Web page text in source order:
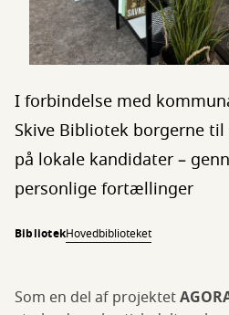
I forbindelse med
Skive Bibliotek borgerne
på lokale kandidater –
personlige fortællinger
BibliotekHovedbiblioteket
Som en del af projektet